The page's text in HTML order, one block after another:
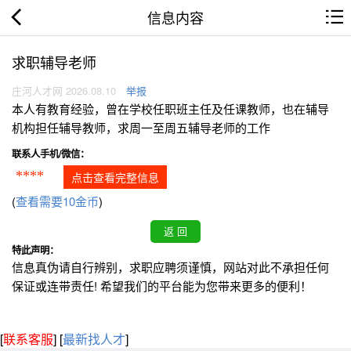
信息内容
求职辅导老师
庄河人才网 2026.08.10 举报
本人有教育经验，曾在学校任职班主任及任课教师，也在辅导
机构担任辅导教师，求周一至周五辅导老师的工作
联系人手机/微信：
**** 点击查看完整信息
(查看需要10金币)
特此声明：
信息真伪请自行辨别，求职应聘须谨慎，网站对此不承担任何
保证或连带责任! 希望我们的平台能为您带来更多的便利！
[联系客服] [最新找人才]